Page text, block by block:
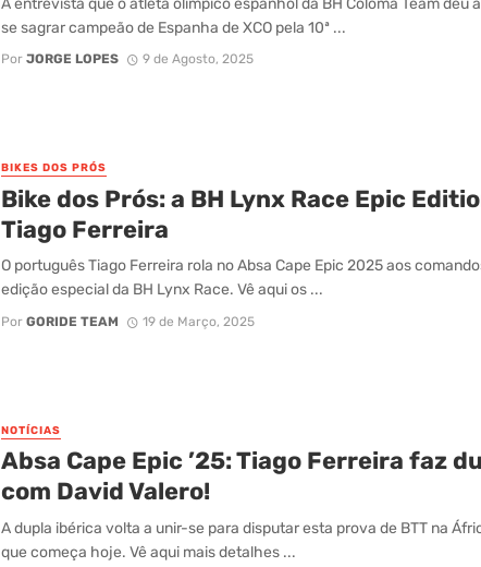
se sagrar campeão de Espanha de XCO pela 10ª ...
Por JORGE LOPES 9 de Agosto, 2025
BIKES DOS PRÓS
Bike dos Prós: a BH Lynx Race Epic
Tiago Ferreira
O português Tiago Ferreira rola no Absa Cape Epic 2025 aos
edição especial da BH Lynx Race. Vê aqui os ...
Por GORIDE TEAM 19 de Março, 2025
NOTÍCIAS
Absa Cape Epic ’25: Tiago Ferreira faz
com David Valero!
A dupla ibérica volta a unir-se para disputar esta prova de BTT na
que começa hoje. Vê aqui mais detalhes ...